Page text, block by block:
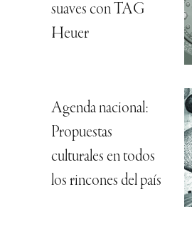
suaves con TAG
Heuer
Agenda nacional:
Propuestas
culturales en todos
los rincones del país